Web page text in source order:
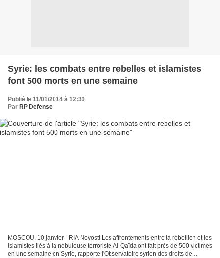
Syrie: les combats entre rebelles et islamistes
font 500 morts en une semaine
Publié le 11/01/2014 à 12:30
Par RP Defense
MOSCOU, 10 janvier - RIA Novosti Les affrontements entre la rébellion et les
islamistes liés à la nébuleuse terroriste Al-Qaïda ont fait près de 500 victimes
en une semaine en Syrie, rapporte l'Observatoire syrien des droits de